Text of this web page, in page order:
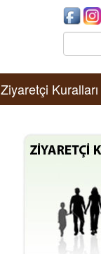
Search:
Ziyaretçi Kuralları